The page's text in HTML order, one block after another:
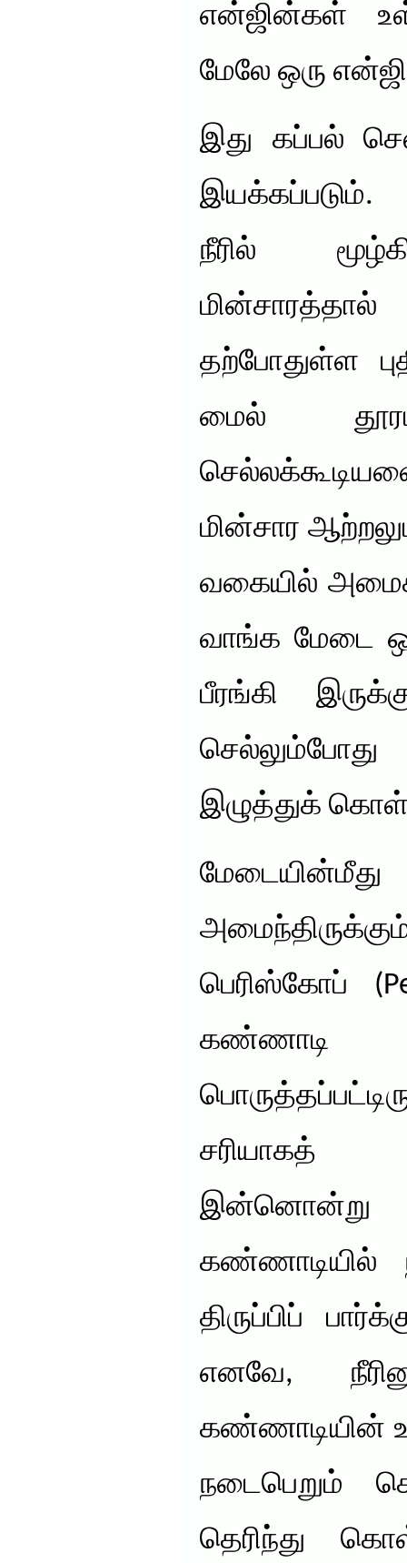
என்ஜின்கள்
மேலே ஒரு
இது கப்பல்
நீரில்
தற்போதுள்ள
மைல்
மின்சார
வகையில்
வாங்க மேடை
பீரங்கி
இழுத்துக்
மேடையின்மீது
பெரிஸ்கோப்
சரியாகத்
இன்னொன்று
கண்ணாடியில்
திருப்பிப்
எனவே,
கண்ணாடியின்
நடைபெறும்
தெரிந்து